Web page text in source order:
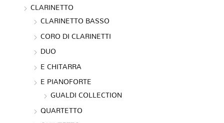
CLARINETTO
CLARINETTO BASSO
CORO DI CLARINETTI
DUO
E CHITARRA
E PIANOFORTE
GUALDI COLLECTION
QUARTETTO